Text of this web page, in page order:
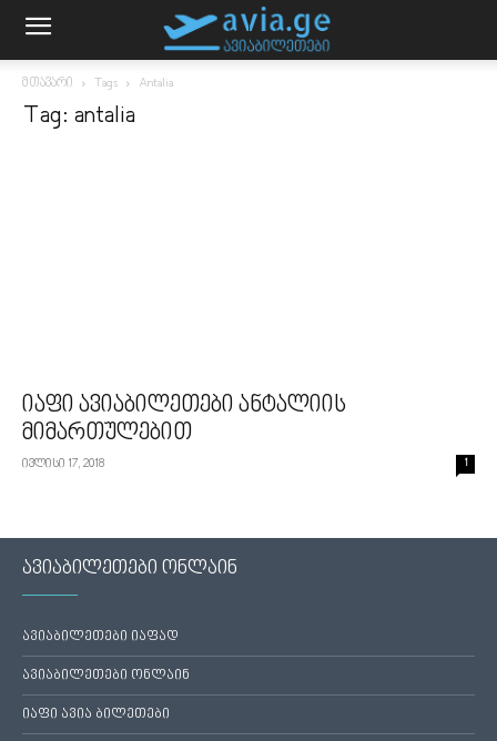
მთავარი Tags Antalia
Tag: antalia
იაფი ავიაბილეთები ანტალიის
მიმართულებით
ივლისი 17, 2018 1
ავიაბილეთები ონლაინ
ავიაბილეთები იაფად
ავიაბილეთები ონლაინ
იაფი ავია ბილეთები